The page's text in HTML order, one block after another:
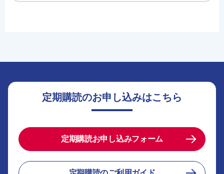
定期購読のお申し込みはこちら
定期購読お申し込みフォーム